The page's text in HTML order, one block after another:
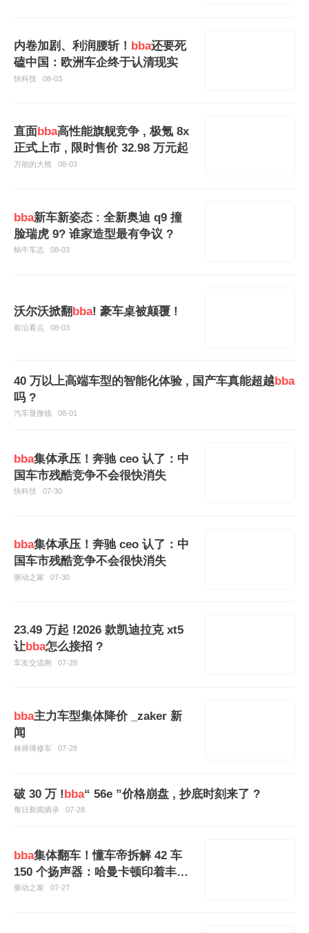
内卷加剧、利润腰斩！ bba还要死
磕中国：欧洲车企终于认清现实
快科技 08-03
直面 bba高性能旗舰竞争 , 极氪 8x
正式上市 , 限时售价 32.98 万元起
万能的大熊 08-03
bba新车新姿态 : 全新奥迪 q9 撞
脸瑞虎 9? 谁家造型最有争议 ?
蜗牛车志 08-03
沃尔沃掀翻bba! 豪车桌被颠覆 !
前沿看点 08-03
40 万以上高端车型的智能化体验 , 国产车真能超越bba
吗 ?
汽车显微镜 08-01
bba集体承压！奔驰 ceo 认了：中
国车市残酷竞争不会很快消失
快科技 07-30
bba集体承压！奔驰 ceo 认了：中
国车市残酷竞争不会很快消失
驱动之家 07-30
23.49 万起 !2026 款凯迪拉克 xt5
让bba怎么接招 ?
车友交流阁 07-28
bba主力车型集体降价 _zaker 新
闻
林师傅修车 07-28
破 30 万 !bba“ 56e ”价格崩盘 , 抄底时刻来了 ?
每日新闻摘录 07-28
bba集体翻车！懂车帝拆解 42 车
150 个扬声器：哈曼卡顿印着丰达
的标
驱动之家 07-27